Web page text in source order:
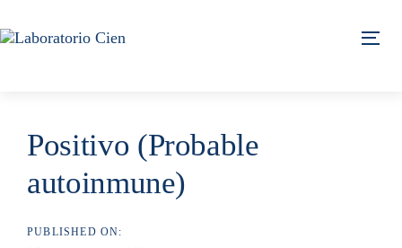
links
to
Positivo (Probable
autoinmune)
PUBLISHED ON: